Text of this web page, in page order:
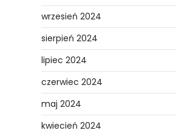
wrzesień 2024
sierpień 2024
lipiec 2024
czerwiec 2024
maj 2024
kwiecień 2024